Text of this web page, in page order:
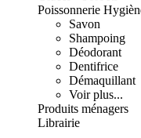
Poissonnerie
Savon
Shampoing
Déodorant
Dentifrice
Démaquillant
Voir plus...
Produits ménagers
Librairie